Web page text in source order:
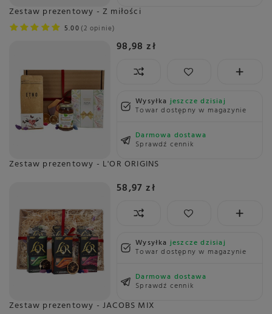
Zestaw prezentowy - Z miłości
5.00 2 opinie
98,98 zł
Wysyłkajeszcze dzisiaj
Towar dostępny w magazynie
Darmowa dostawa
Sprawdź cennik
Zestaw prezentowy - L'OR ORIGINS
58,97 zł
Wysyłkajeszcze dzisiaj
Towar dostępny w magazynie
Darmowa dostawa
Sprawdź cennik
Zestaw prezentowy - JACOBS MIX